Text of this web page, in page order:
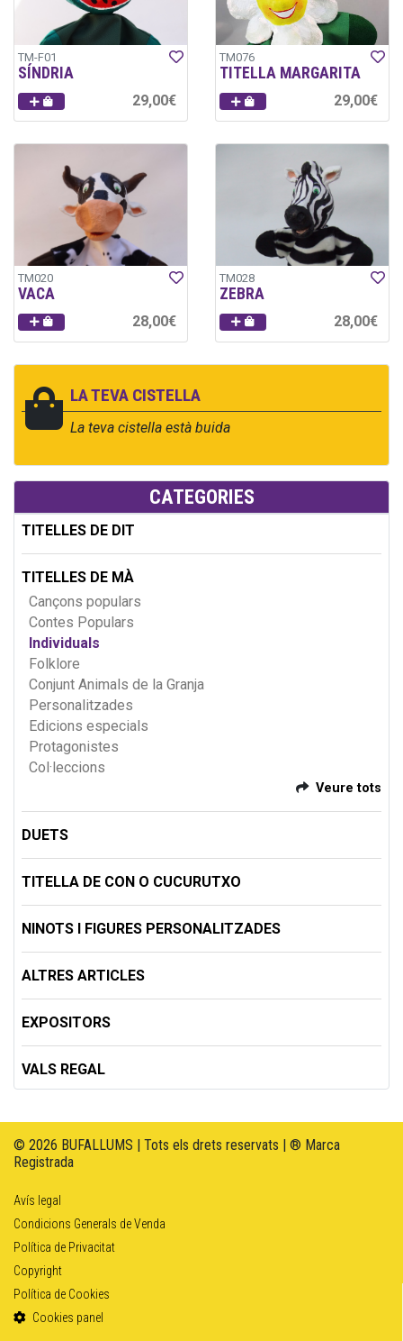
LA TEVA CISTELLA
La teva cistella està buida
CATEGORIES
TITELLES DE DIT
TITELLES DE MÀ
Cançons populars
Contes Populars
Individuals
Folklore
Conjunt Animals de la Granja
Personalitzades
Edicions especials
Protagonistes
Col·leccions
Veure tots
DUETS
TITELLA DE CON O CUCURUTXO
NINOTS I FIGURES PERSONALITZADES
ALTRES ARTICLES
EXPOSITORS
VALS REGAL
TM-F01
SÍNDRIA
29,00€
TM076
TITELLA MARGARITA
29,00€
TM020
VACA
28,00€
TM028
ZEBRA
28,00€
© 2026 BUFALLUMS | Tots els drets reservats | ® Marca
Registrada
Avís legal
Condicions Generals de Venda
Política de Privacitat
Copyright
Política de Cookies
Cookies panel